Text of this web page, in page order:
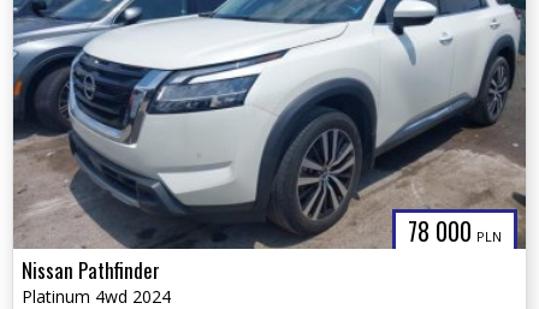
78 000 PLN
Nissan Pathfinder
Platinum 4wd 2024